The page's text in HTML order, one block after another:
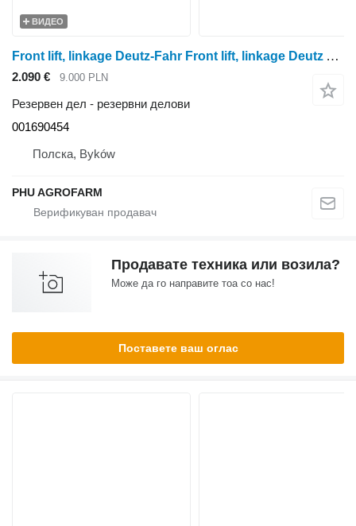
ВИДЕО
Front lift, linkage Deutz-Fahr Front lift, linkage Deutz Agrotron M410 001690454 за тркала трактор Deutz-Fahr Agrotron M410
2.090 € 9.000 PLN
Резервен дел - резервни делови
001690454
Полска, Byków
PHU AGROFARM
Продавате техника или возила?
Може да го направите тоа со нас!
Поставете ваш оглас